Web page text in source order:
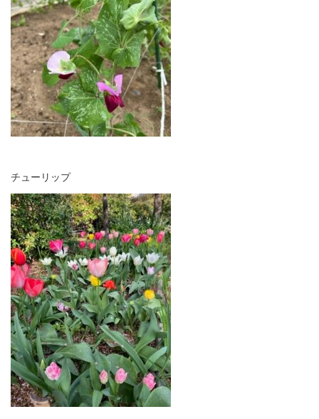
チューリップ